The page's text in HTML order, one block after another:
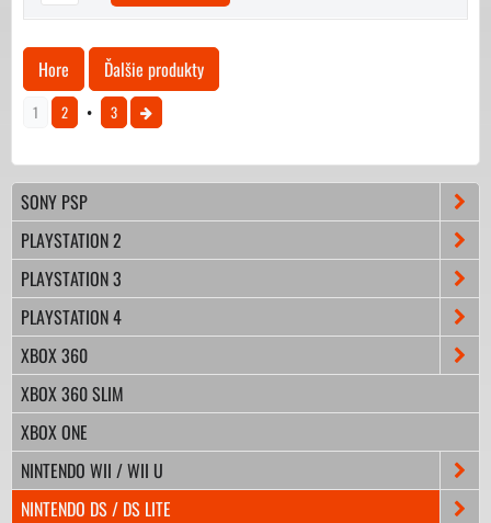
Hore Ďalšie produkty
1 2 3
SONY PSP
PLAYSTATION 2
PLAYSTATION 3
PLAYSTATION 4
XBOX 360
XBOX 360 SLIM
XBOX ONE
NINTENDO WII / WII U
NINTENDO DS / DS LITE